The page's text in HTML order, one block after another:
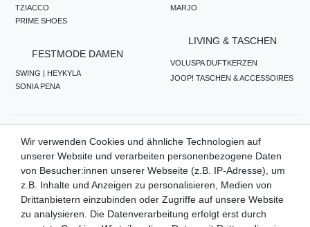
TZIACCO
PRIME SHOES
FESTMODE DAMEN
SWING | HEYKYLA
SONIA PENA
MARJO
LIVING & TASCHEN
VOLUSPA DUFTKERZEN
JOOP! TASCHEN & ACCESSOIRES
ZAHLUNGSMETHODEN
WIR VERSENDEN MIT
Wir verwenden Cookies und ähnliche Technologien auf
unserer Website und verarbeiten personenbezogene Daten
von Besucher:innen unserer Webseite (z.B. IP-Adresse), um
z.B. Inhalte und Anzeigen zu personalisieren, Medien von
Drittanbietern einzubinden oder Zugriffe auf unsere Website
zu analysieren. Die Datenverarbeitung erfolgt erst durch